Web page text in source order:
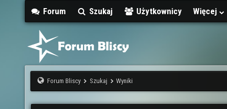
Forum Szukaj Użytkownicy Więcej
Forum Bliscy Szukaj Wyniki